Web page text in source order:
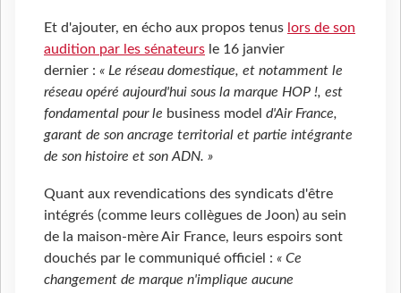
Et d'ajouter, en écho aux propos tenus lors de son
audition par les sénateurs le 16 janvier
dernier : « Le réseau domestique, et notamment le
réseau opéré aujourd'hui sous la marque HOP !, est
fondamental pour le business model d'Air France,
garant de son ancrage territorial et partie intégrante
de son histoire et son ADN. »
Quant aux revendications des syndicats d'être
intégrés (comme leurs collègues de Joon) au sein
de la maison-mère Air France, leurs espoirs sont
douchés par le communiqué officiel : « Ce
changement de marque n'implique aucune